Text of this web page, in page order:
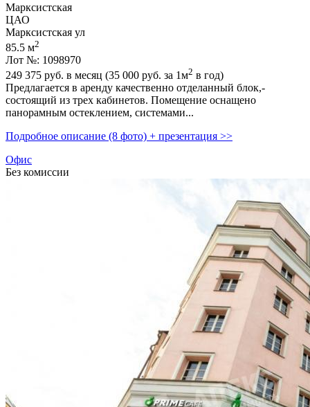
Марксистская
ЦАО
Марксистская ул
85.5 м2
Лот №: 1098970
249 375 руб. в месяц (35 000 руб. за 1м2 в год)
Предлагается в аренду качественно отделанный блок,­
состоящий из трех кабинетов. Помещение оснащено
панорамным остеклением,­ системами...
Подробное описание (8 фото) + презентация >>
Офис
Без комиссии